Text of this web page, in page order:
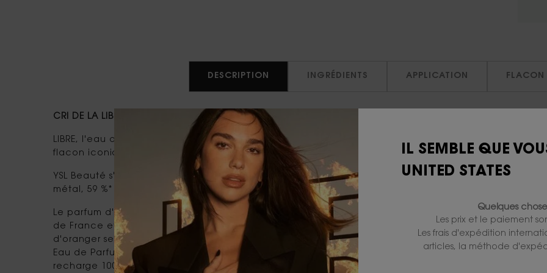
DESCRIPTION INGRÉDIENTS APPLICATION FLACON
CRI DE LA LIBERTÉ. LA LIBERTÉ DE TOUT VIVRE AVEC EXCÈS.
LIBRE, l'eau de parfum féminine INTENSE d'Yves Saint Laurent, désormais rechargeable. Faites
flacon iconique peut maintenant être conservé indéfiniment et être rechargé à domicile pour
YSL Beauté s'engage à réduire son impact. Recharger le flacon d'Eau de Parfum Intense permet
métal, 59 %* de plastique et 42 %* de papier. Rechargez plus, économisez plus.
Le parfum d'une femme instinctive, sauvage et libre, conquérante du monde. La structure
de France et la fleur d'oranger du Maroc, réinterprétée de manière suave et sensuelle. L'intensité
d'oranger se mêle à la vanille gourmande de Madagascar. Une intensité sensuelle et gourmande,
Eau de Parfum INTENSE encapsule une nuance de parfum masculine, entre le feu et l'or, torsadée
recharge 100 ml de LIBRE Eau de Parfum Intense est compatible avec les formats 10 ml, 30 ml, 50 ml
IL SEMBLE QUE
UNITED STATES
Quelques
Les prix et le paiement
Les frais d'expédition
articles, la méthode